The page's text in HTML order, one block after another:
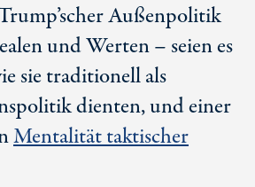
Außenpolitik
und Werten – seien es
sie traditionell als
dienten, und einer
Mentalität taktischer